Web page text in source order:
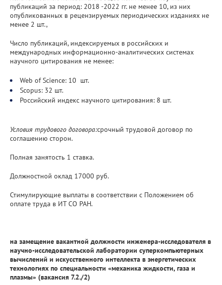
публикаций за период: 2018 -2022 гг. не менее 10, из них
опубликованных в рецензируемых периодических изданиях не
менее 2 шт.,
Число публикаций, индексируемых в российских и
международных информационно-аналитических системах
научного цитирования не менее:
Web of Science: 10 шт.
Scopus: 32 шт.
Российский индекс научного цитирования: 8 шт.
Условия трудового договора:срочный трудовой договор по
соглашению сторон.
Полная занятость 1 ставка.
Должностной оклад 17000 руб.
Стимулирующие выплаты в соответствии с Положением об
оплате труда в ИТ СО РАН.
на замещение вакантной должности инженера-исследователя в
научно-исследовательской лаборатории суперкомпьютерных
вычислений и искусственного интеллекта в энергетических
технологиях по специальности «механика жидкости, газа и
плазмы» (вакансия 7.2./2)